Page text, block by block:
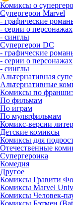
Комиксы о
Супергерои Marvel
- графические
- серии о персонажах
- синглы
Супергерои DC
- графические
- серии о персонажах
- синглы
Альтернативная
Альтернативные
Комиксы по
По фильмам
По играм
По мультфильмам
Комикс-версии
Детские комиксы
Комиксы для
Отечественные
Супергероика
Комедия
Другое
Комиксы Гравити
Комиксы Marvel
Комиксы Человек-
Комиксы Бэтмен